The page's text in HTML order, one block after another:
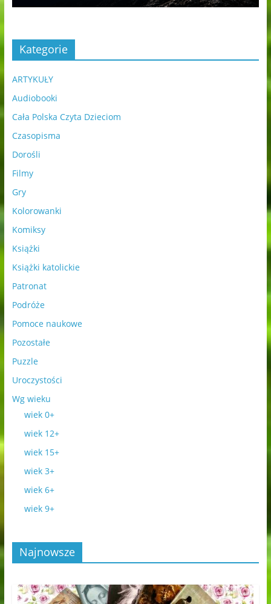
Kategorie
ARTYKUŁY
Audiobooki
Cała Polska Czyta Dzieciom
Czasopisma
Dorośli
Filmy
Gry
Kolorowanki
Komiksy
Książki
Książki katolickie
Patronat
Podróże
Pomoce naukowe
Pozostałe
Puzzle
Uroczystości
Wg wieku
wiek 0+
wiek 12+
wiek 15+
wiek 3+
wiek 6+
wiek 9+
Najnowsze